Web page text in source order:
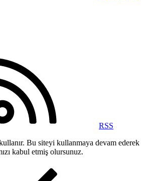
RSS
Bu siteyi kullanmaya devam ederek
kabul etmiş olursunuz.